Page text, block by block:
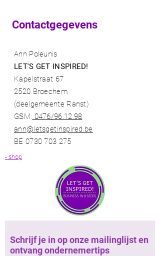
Contactgegevens
Ann Poleunis
LET'S GET INSPIRED!
Kapelstraat 67
2520 Broechem
(deelgemeente Ranst)​
GSM: 0476/96.12.98​
ann@letsgetinspired.be
BE 0730 703 275
- shop
Schrijf je in op onze mailinglijst en
ontvang ondernemertips